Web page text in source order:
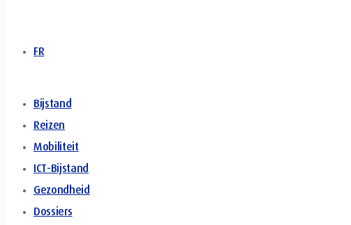
FR
Bijstand
Reizen
Mobiliteit
ICT-Bijstand
Gezondheid
Dossiers